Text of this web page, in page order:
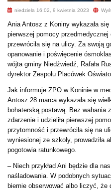
niedziela 16:02, 9 kwietnia 2023
Ania Antosz z Koniny wykazała
pierwszej pomocy
przewróciła się na ulicy. Za swoją
opanowanie i poświęcenie
wójta gminy Niedźwiedź, Rafała
dyrektor Zespołu Placówek
Jak informuje ZPO w Koninie w
Antosz 28 marca wykazała się
bohaterską postawą. Bez wahania
zdarzenie i udzieliła pierwszej
przytomność i przewróciła się na
wyniesionej ze szkoły, prowadziła
pogotowia ratunkowego.
– Niech przykład Ani będzie dla
naśladowania. W podobnych
biernie obserwować albo liczyć, że